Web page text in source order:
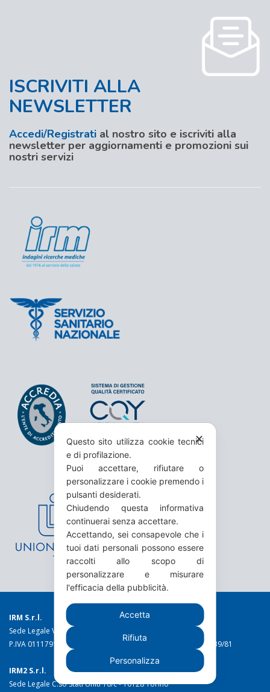
ISCRIVITI ALLA
NEWSLETTER
Accedi/Registrati al nostro sito e iscriviti alla
newsletter per aggiornamenti e promozioni sui
nostri servizi
IRM S.r.l.
Sede Legale Via Torino 19 - 10044 Pianezza (TO)
P.IVA 01117910016 C.C.I.A.A. n. 49973 Reg. Trib. Torino n. 1639/81
IRM2 S.r.l.
Sede Legale C.so Stati Uniti 10/c - 10128 Torino
✕
Questo sito utilizza cookie tecnici
e di profilazione.
Puoi accettare, rifiutare o
personalizzare i cookie premendo i
pulsanti desiderati.
Chiudendo questa informativa
continuerai senza accettare.
Accettando, sei consapevole che i
tuoi dati personali possono essere
raccolti allo scopo di
personalizzare e misurare
l'efficacia della pubblicità.
Accetta
Rifiuta
Personalizza